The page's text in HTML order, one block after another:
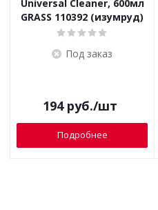
Universal Cleaner, 600мл
GRASS 110392 (изумруд)
Под заказ
194руб./шт
Подробнее